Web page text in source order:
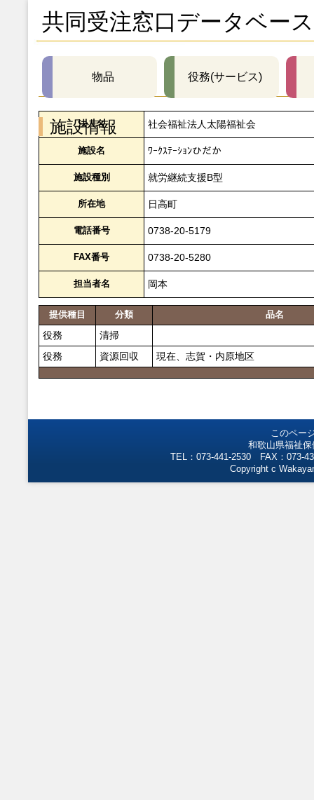
共同受注窓口データベース
物品 役務(サービス)
施設情報
法人名 社会福祉法人太陽福祉会
施設名 ﾜｰｸｽﾃｰｼｮﾝひだか
施設種別 就労継続支援B型
所在地 日高町
電話番号 0738-20-5179
FAX番号 0738-20-5280
担当者名 岡本
提供種目 分類 品名
役務
清掃
役務
資源回収 現在、志賀・内原地区
このペー
和歌山県福祉
TEL：073-441-2530 FAX：073-
Copyright c